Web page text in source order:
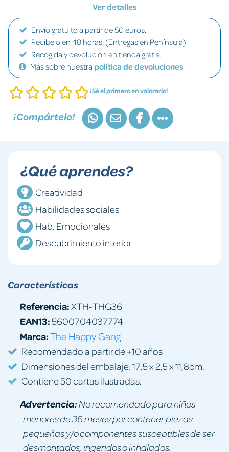
Ver detalles
Envío gratuito a partir de 50 euros.
Recíbelo en 48 horas. (Entregas en Península)
Recogida y devolución en tienda gratis.
Más sobre nuestra política de devoluciones
¡Sé el primero en valorarlo!
¡Compártelo!
¿Qué aprendes?
Creatividad
Habilidades sociales
Hab. Emocionales
Descubrimiento interior
Características
Referencia:XTH-THG36
EAN13:5600704037774
Marca:The Happy Gang
Recomendado a partir de +10 años
Dimensiones del embalaje: 17,5 x 2,5 x 11,8cm.
Contiene 50 cartas ilustradas.
Advertencia:No recomendado para niños
menores de 36 meses por contener piezas
pequeñas y/o componentes susceptibles de ser
desmontados, ingeridos o inhalados.